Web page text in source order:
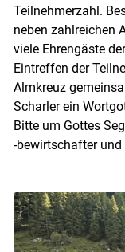
Teilnehmerzahl.
neben zahlreichen
viele Ehrengäste
Eintreffen der
Almkreuz
Scharler ein
Bitte um Gottes
-bewirtschafter